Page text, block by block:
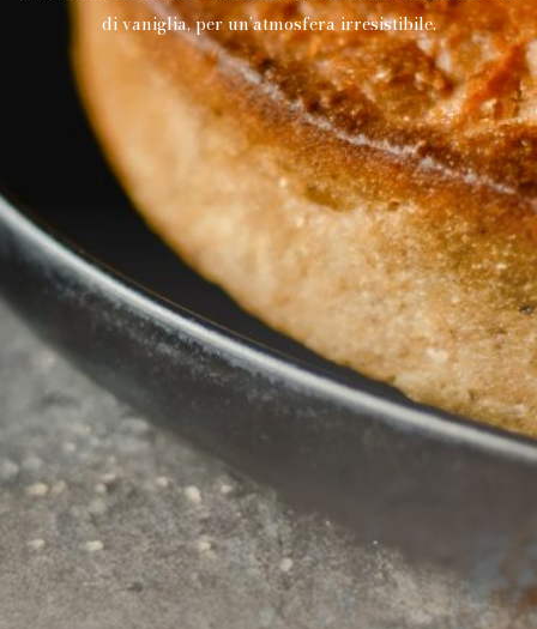
di vaniglia, per un’atmosfera irresistibile.